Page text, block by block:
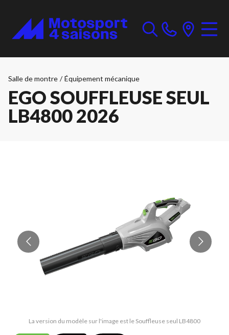
Salle de montre / Équipement mécanique
EGO SOUFFLEUSE SEUL
LB4800 2026
La version du modèle sur l'image est le Souffleuse seul LB4800